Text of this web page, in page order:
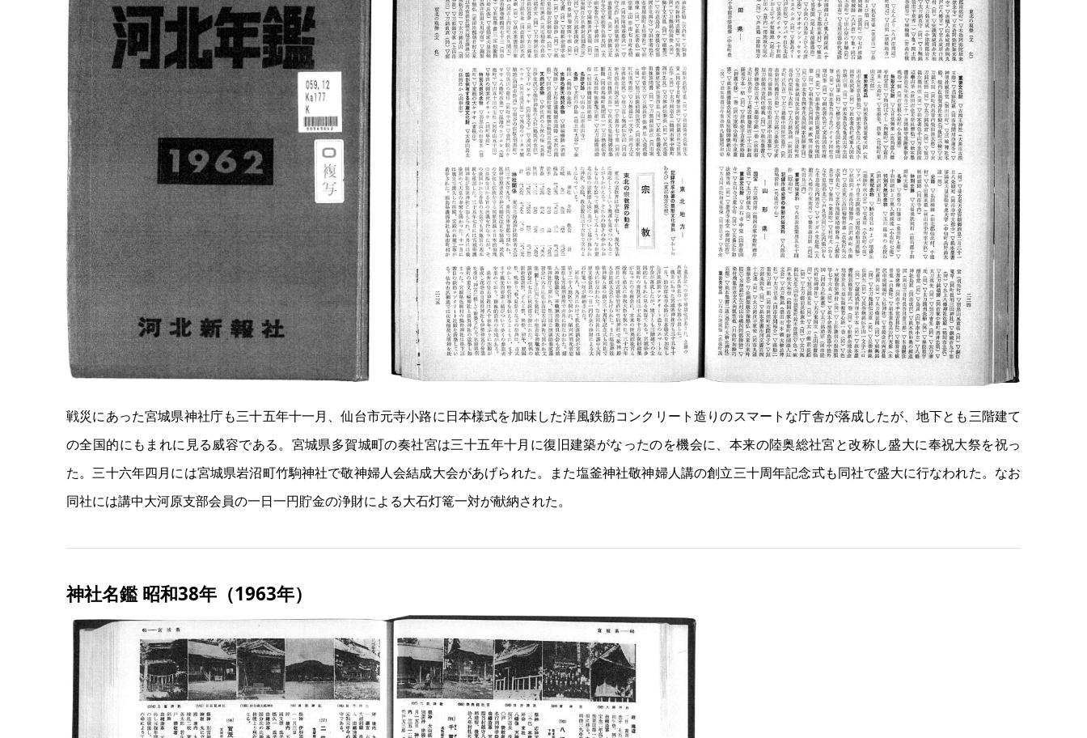
戦災にあった宮城県神社庁も三十五年十一月、仙台市元寺小路に日本様式を加味した洋風鉄筋コンクリート造りのスマートな庁舎が落成したが、地下とも三階建て
の全国的にもまれに見る威容である。宮城県多賀城町の奏社宮は三十五年十月に復旧建築がなったのを機会に、本来の陸奥総社宮と改称し盛大に奉祝大祭を祝っ
た。三十六年四月には宮城県岩沼町竹駒神社で敬神婦人会結成大会があげられた。また塩釜神社敬神婦人講の創立三十周年記念式も同社で盛大に行なわれた。なお
同社には講中大河原支部会員の一日一円貯金の浄財による大石灯篭一対が献納された。
神社名鑑 昭和38年（1963年）